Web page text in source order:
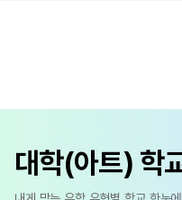
대학(아트) 학